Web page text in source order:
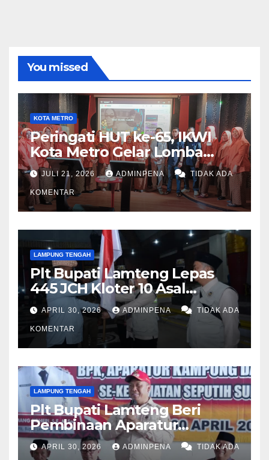
You missed
KOTA METRO
Peringati HUT ke-65, IKWI
Kota Metro Gelar Lomba
Fashion Show
JULI 21, 2026 ADMINPENA TIDAK ADA
KOMENTAR
LAMPUNG TENGAH
Plt Bupati Lamteng Lepas
445 JCH Kloter 10 Asal
Lamteng
APRIL 30, 2026 ADMINPENA TIDAK ADA
KOMENTAR
LAMPUNG TENGAH
Plt Bupati Lamteng Beri
Pembinaan Aparatur
Kampung
APRIL 30, 2026 ADMINPENA TIDAK ADA